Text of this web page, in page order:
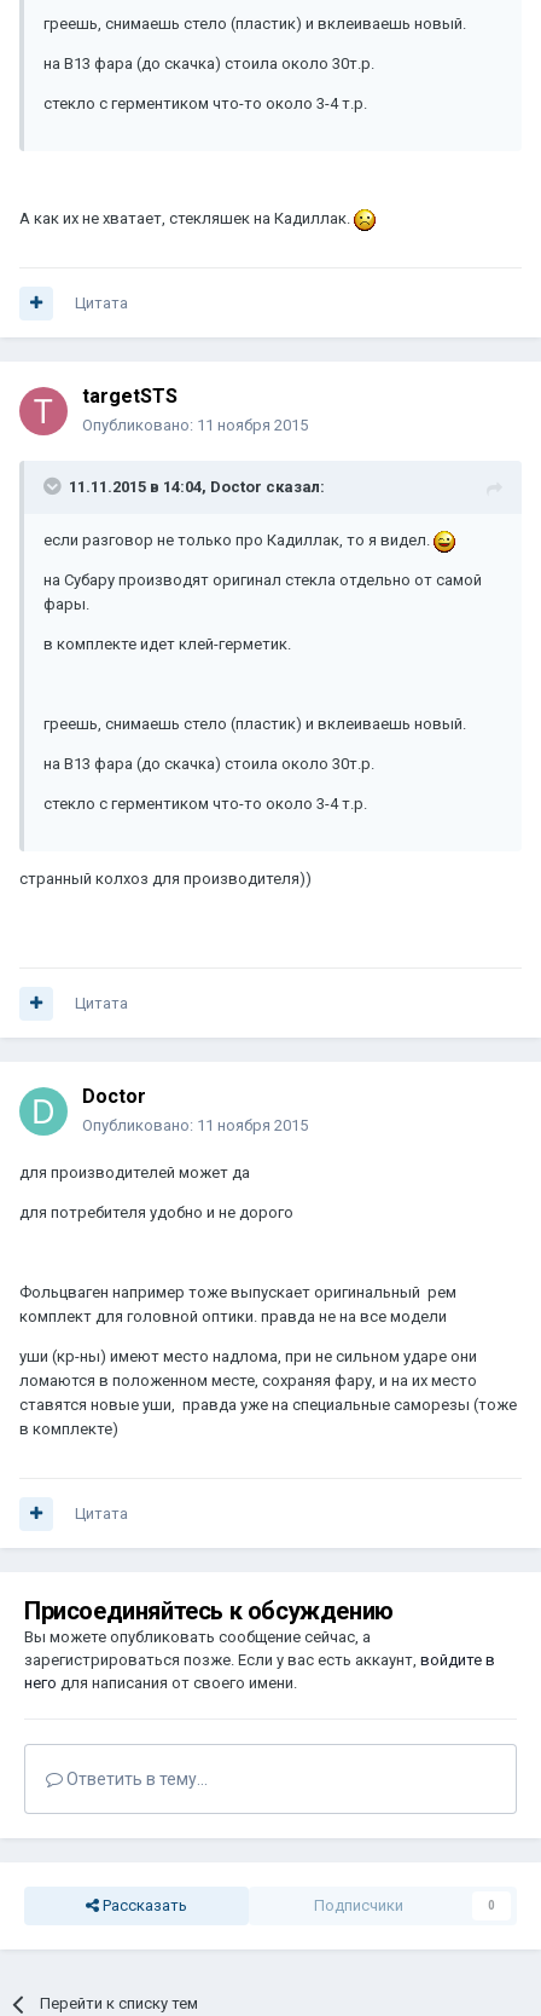
греешь, снимаешь стело (пластик) и вклеиваешь новый.
на В13 фара (до скачка) стоила около 30т.р.
стекло с герментиком что-то около 3-4 т.р.
А как их не хватает, стекляшек на Кадиллак.
Цитата
targetSTS
Опубликовано: 11 ноября 2015
11.11.2015 в 14:04, Doctor сказал:
если разговор не только про Кадиллак, то я видел.
на Субару производят оригинал стекла отдельно от самой
фары.
в комплекте идет клей-герметик.
греешь, снимаешь стело (пластик) и вклеиваешь новый.
на В13 фара (до скачка) стоила около 30т.р.
стекло с герментиком что-то около 3-4 т.р.
странный колхоз для производителя))
Цитата
Doctor
Опубликовано: 11 ноября 2015
для производителей может да
для потребителя удобно и не дорого
Фольцваген например тоже выпускает оригинальный рем
комплект для головной оптики. правда не на все модели
уши (кр-ны) имеют место надлома, при не сильном ударе они
ломаются в положенном месте, сохраняя фару, и на их место
ставятся новые уши, правда уже на специальные саморезы (тоже
в комплекте)
Цитата
Присоединяйтесь к обсуждению
Вы можете опубликовать сообщение сейчас, а
зарегистрироваться позже. Если у вас есть аккаунт, войдите в
него для написания от своего имени.
Ответить в тему...
Рассказать Подписчики 0
Перейти к списку тем